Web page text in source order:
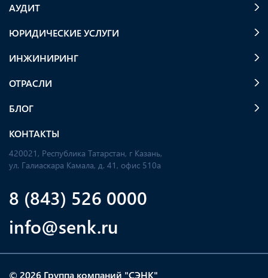
АУДИТ
ЮРИДИЧЕСКИЕ УСЛУГИ
ИНЖИНИРИНГ
ОТРАСЛИ
БЛОГ
КОНТАКТЫ
420021, Республика Татарстан, г Казань,
ул. Галиаскара Камала, д. 41, офис 510а
8 (843) 526 0000
info@senk.ru
© 2026 Группа компаний "СЭНК"